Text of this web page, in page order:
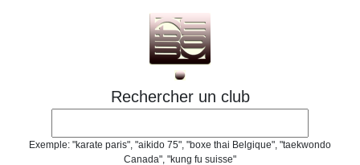
Rechercher un club
Exemple: "karate paris", "aikido 75", "boxe thai Belgique", "taekwondo
Canada", "kung fu suisse"